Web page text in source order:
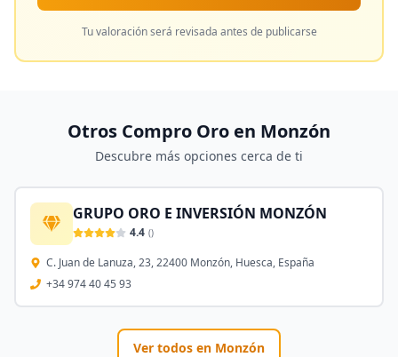
Tu valoración será revisada antes de publicarse
Otros Compro Oro en Monzón
Descubre más opciones cerca de ti
GRUPO ORO E INVERSIÓN MONZÓN
4.4 ()
C. Juan de Lanuza, 23, 22400 Monzón, Huesca, España
+34 974 40 45 93
Ver todos en Monzón